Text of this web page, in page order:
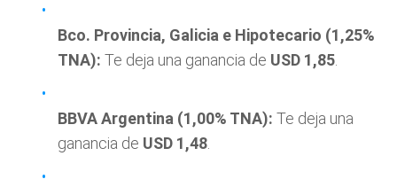
Bco. Provincia, Galicia e Hipotecario (1,25%
TNA): Te deja una ganancia de USD 1,85
BBVA Argentina (1,00% TNA): Te deja una
ganancia de USD 1,48